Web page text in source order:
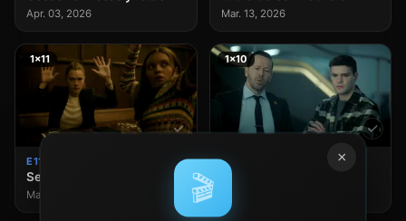
Apr. 03, 2026 Mar. 13, 2026
1×11
E11
Secretos de familia
Mar. 06, 2026
1×10
E10
Verdades dolorosas
×
🎬